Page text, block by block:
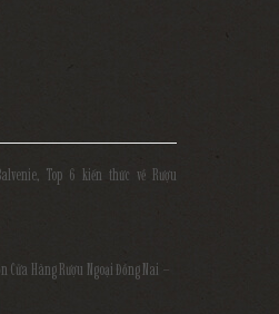
Top 6 kiến thức về Rượu
Cửa Hàng Rượu Ngoại Đồng Nai –